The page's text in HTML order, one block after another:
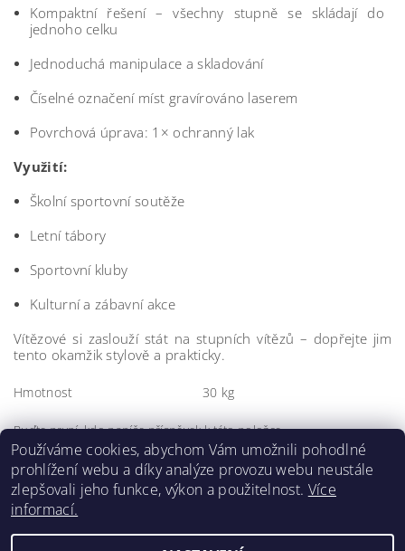
Kompaktní řešení – všechny stupně se skládají do
jednoho celku
Jednoduchá manipulace a skladování
Číselné označení míst gravírováno laserem
Povrchová úprava: 1× ochranný lak
Využití:
Školní sportovní soutěže
Letní tábory
Sportovní kluby
Kulturní a zábavní akce
Vítězové si zaslouží stát na stupních vítězů – dopřejte jim
tento okamžik stylově a prakticky.
Hmotnost 30 kg
Buďte první, kdo napíše příspěvek k této položce.
Přidat komentář
Používáme cookies, abychom Vám umožnili pohodlné
prohlížení webu a díky analýze provozu webu neustále
zlepšovali jeho funkce, výkon a použitelnost. Více
informací.